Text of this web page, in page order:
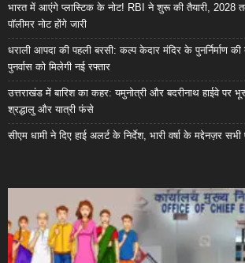
भारत में आएंगे प्लास्टिक के नोट! RBI ने शुरू की तैयारी,
पॉलीमर नोट होंगे जारी
धराली आपदा की पहली बरसी: कल्प केदार मंदिर के पुनर्निर्माण की
पुनर्वास को मिलेगी नई रफ्तार
उत्तराखंड में बारिश का कहर: यमुनोत्री और बदरीनाथ हाईवे पर
श्रद्धालु और यात्री फंसे
सीएम धामी ने दिए हाई अलर्ट के निर्देश, भारी वर्षा के मद्देनज़र